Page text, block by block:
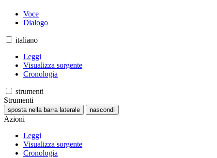
Voce
Dialogo
italiano
Leggi
Visualizza sorgente
Cronologia
strumenti
Strumenti
sposta nella barra laterale nascondi
Azioni
Leggi
Visualizza sorgente
Cronologia